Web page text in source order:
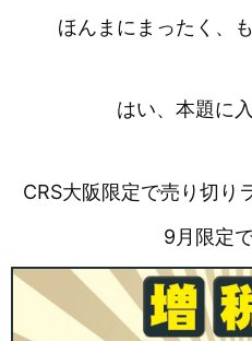
ほんまにまったく、
はい、本題に
CRS大阪限定で売り切り
9月限定